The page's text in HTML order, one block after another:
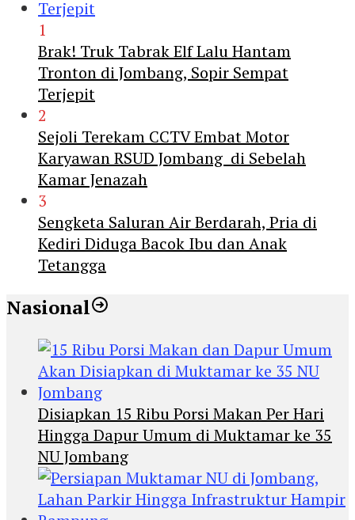
1
Brak! Truk Tabrak Elf Lalu Hantam
Tronton di Jombang, Sopir Sempat
Terjepit
2
Sejoli Terekam CCTV Embat Motor
Karyawan RSUD Jombang di Sebelah
Kamar Jenazah
3
Sengketa Saluran Air Berdarah, Pria di
Kediri Diduga Bacok Ibu dan Anak
Tetangga
Nasional
Disiapkan 15 Ribu Porsi Makan Per Hari
Hingga Dapur Umum di Muktamar ke 35
NU Jombang